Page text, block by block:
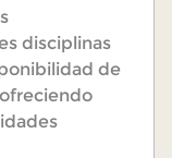
disciplinas
de